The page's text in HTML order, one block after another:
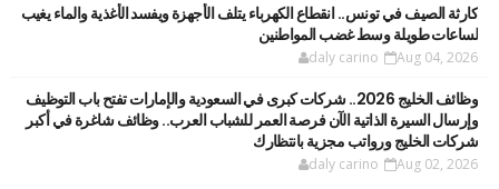
كارثة الصيف في تونس.. انقطاع الكهرباء يتلف الأجهزة ويفسد الأغذية والماء يغيب
لساعات طويلة وسط غضب المواطنين
daly carino Aug 04, 2026
وظائف الخليج 2026.. شركات كبرى في السعودية والإمارات تفتح باب التوظيف
وإرسال السيرة الذاتية الآن فرصة العمر للشباب العرب.. وظائف شاغرة في أكبر
شركات الخليج ورواتب مجزية بانتظارك
daly carino Aug 02, 2026